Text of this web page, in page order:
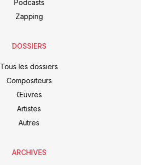
Podcasts
Zapping
DOSSIERS
Tous les dossiers
Compositeurs
Œuvres
Artistes
Autres
ARCHIVES